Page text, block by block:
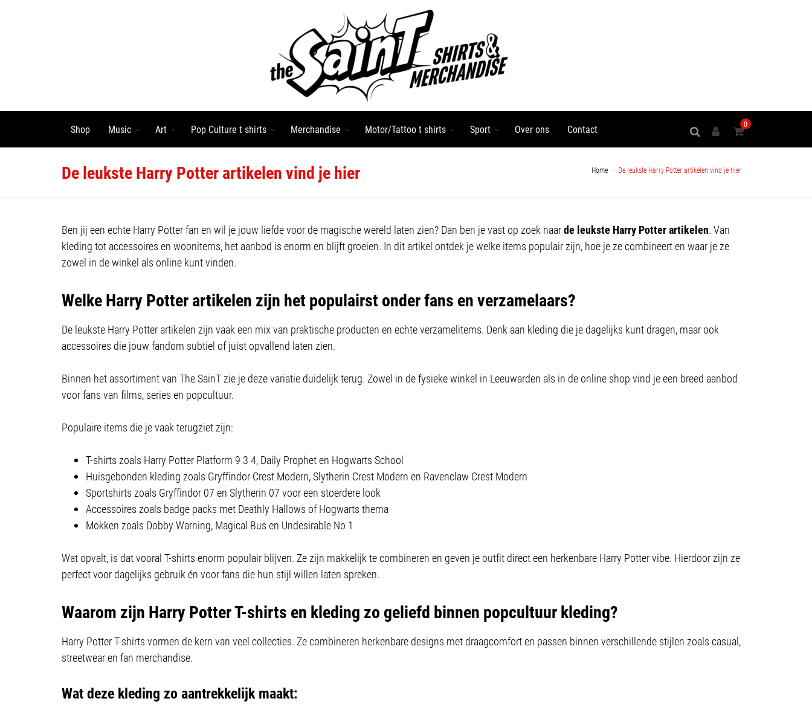
0
Shop Music Art Pop Culture t shirts Merchandise Motor/Tattoo t shirts Sport Over ons Contact
Home De leukste Harry Potter artikelen vind je hier
De leukste Harry Potter artikelen vind je hier
Ben jij een echte Harry Potter fan en wil je jouw liefde voor de magische wereld laten zien? Dan ben je vast op zoek naarde leukste Harry Potter artikelen. Van
kleding tot accessoires en woonitems, het aanbod is enorm en blijft groeien. In dit artikel ontdek je welke items populair zijn, hoe je ze combineert en waar je ze
zowel in de winkel als online kunt vinden.
Welke Harry Potter artikelen zijn het populairst onder fans en verzamelaars?
De leukste Harry Potter artikelen zijn vaak een mix van praktische producten en echte verzamelitems. Denk aan kleding die je dagelijks kunt dragen, maar ook
accessoires die jouw fandom subtiel of juist opvallend laten zien.
Binnen het assortiment van The SainT zie je deze variatie duidelijk terug. Zowel in de fysieke winkel in Leeuwarden als in de online shop vind je een breed aanbod
voor fans van films, series en popcultuur.
Populaire items die je vaak terugziet zijn:
T-shirts zoals Harry Potter Platform 9 3 4, Daily Prophet en Hogwarts School
Huisgebonden kleding zoals Gryffindor Crest Modern, Slytherin Crest Modern en Ravenclaw Crest Modern
Sportshirts zoals Gryffindor 07 en Slytherin 07 voor een stoerdere look
Accessoires zoals badge packs met Deathly Hallows of Hogwarts thema
Mokken zoals Dobby Warning, Magical Bus en Undesirable No 1
Wat opvalt, is dat vooral T-shirts enorm populair blijven. Ze zijn makkelijk te combineren en geven je outfit direct een herkenbare Harry Potter vibe. Hierdoor zijn ze
perfect voor dagelijks gebruik én voor fans die hun stijl willen laten spreken.
Waarom zijn Harry Potter T-shirts en kleding zo geliefd binnen popcultuur kleding?
Harry Potter T-shirts vormen de kern van veel collecties. Ze combineren herkenbare designs met draagcomfort en passen binnen verschillende stijlen zoals casual,
streetwear en fan merchandise.
Wat deze kleding zo aantrekkelijk maakt: